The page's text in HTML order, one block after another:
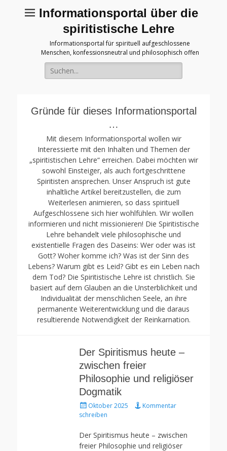
Informationsportal über die
spiritistische Lehre
Informationsportal für spirituell aufgeschlossene
Menschen, konfessionsneutral und philosophisch offen
Suche
für:
Gründe für dieses Informationsportal
…
Mit diesem Informationsportal wollen wir
Interessierte mit den Inhalten und Themen der
„spiritistischen Lehre“ erreichen. Dabei möchten wir
sowohl Einsteiger, als auch fortgeschrittene
Spiritisten ansprechen. Unser Anspruch ist gute
inhaltliche Artikel bereitzustellen, die zum
Weiterlesen animieren, so dass spirituell
Aufgeschlossene sich hier wohlfühlen. Wir wollen
informieren und nicht missionieren! Die Spiritistische
Lehre behandelt viele philosophische und
existentielle Fragen des Daseins: Wer oder was ist
Gott? Woher komme ich? Was ist der Sinn des
Lebens? Warum gibt es Leid? Gibt es ein Leben nach
dem Tod? Die Spiritistische Lehre ist christlich. Sie
basiert auf dem Glauben an die Unsterblichkeit und
Individualität der menschlichen Seele, an ihre
permanente Weiterentwicklung und die daraus
resultierende Notwendigkeit der Reinkarnation.
Der Spiritismus heute –
zwischen freier
Philosophie und religiöser
Dogmatik
Gepostet
am
Oktober 2025
Kommentar
schreiben
Der Spiritismus heute – zwischen
freier Philosophie und religiöser